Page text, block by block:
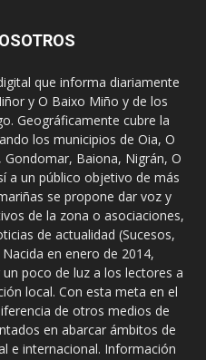
que informa diariamente
y O Baixo Miño y de los
Geográficamente cubre la
los municipios de Oia, O
Baiona, Nigrán, O
a un público objetivo de más
se propone dar voz y
de la zona o asociaciones,
de actualidad (Sucesos,
en enero de 2014,
poco de luz a los lectores a
local. Con esta meta en el
de otros medios de
en abarcar ámbitos de
e internacional. Información